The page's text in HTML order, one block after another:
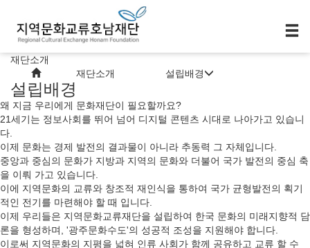
재단소개
재단소개
설립배경
설립배경
왜 지금 우리에게 문화재단이 필요할까요?
21세기는 정보사회를 뛰어 넘어 디지털 콘텐츠 시대로 나아가고 있습니
다.
이제 문화는 경제 발전의 결과물이 아니라 추동력 그 자체입니다.
중앙과 중심의 문화가 지방과 지역의 문화와 더불어 국가 발전의 중심 축
을 이뤄 가고 있습니다.
이에 지역문화의 교류와 창조적 재인식을 통하여 국가 균형발전의 획기
적인 전기를 마련해야 할 때 입니다.
이제 우리들은 지역문화교류재단을 설립하여 한국 문화의 미래지향적 담
론을 형성하며, '광주문화수도'의 성공적 조성을 지원해야 합니다.
이로써 지역문화의 지평을 넓혀 인류 사회가 함께 공유하고 교류 할 수